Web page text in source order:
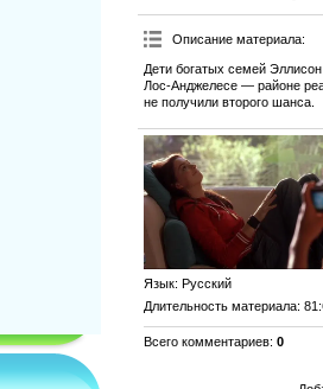
Описание материала:
Дети богатых семей
Лос-Анджелесе — районе
не получили второго шанса.
Язык: Русский
Длительность материала:
Всего комментариев: 0